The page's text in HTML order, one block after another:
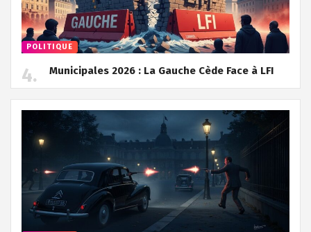
POLITIQUE
Municipales 2026 : La Gauche Cède Face à LFI